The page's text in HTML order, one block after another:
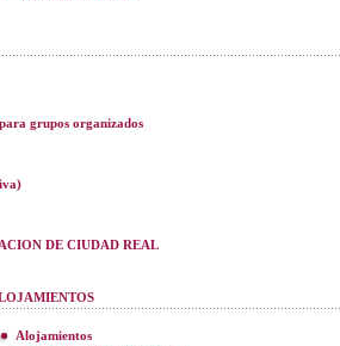
grupos organizados
DE CIUDAD REAL
Alojamientos